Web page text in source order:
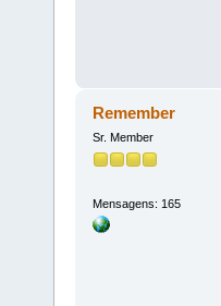
Remember
Sr. Member
Mensagens: 165